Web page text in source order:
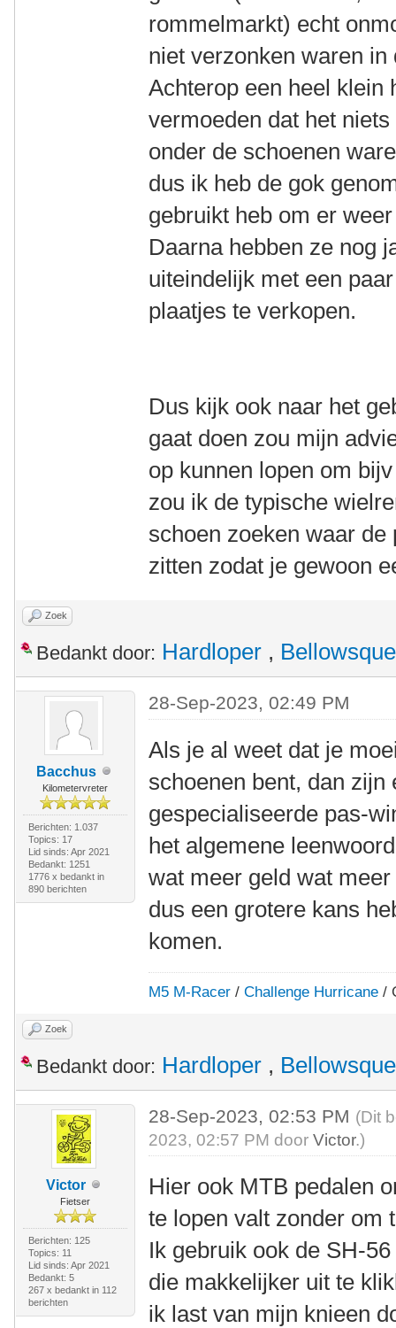
rommelmarkt) echt
niet verzonken waren
Achterop een heel klein
vermoeden dat het
onder de schoenen
dus ik heb de gok
gebruikt heb om er
Daarna hebben ze nog
uiteindelijk met een
plaatjes te verkopen.
Dus kijk ook naar het
gaat doen zou mijn
op kunnen lopen om
zou ik de typische
schoen zoeken waar
zitten zodat je gewoon
Zoek
Bedankt door: Hardloper ,
Bacchus
Kilometervreter
Berichten: 1.037
Topics: 17
Lid sinds: Apr 2021
Bedankt: 1251
1776 x bedankt in
890 berichten
28-Sep-2023, 02:49 PM
Als je al weet dat je
schoenen bent, dan
gespecialiseerde pas-
het algemene
wat meer geld wat
dus een grotere kans
komen.
M5 M-Racer /Challenge Hurricane /
Zoek
Bedankt door: Hardloper ,
Victor
Fietser
Berichten: 125
Topics: 11
Lid sinds: Apr 2021
Bedankt: 5
267 x bedankt in 112
berichten
28-Sep-2023, 02:53 PM (Dit
2023, 02:57 PM doorVictor.)
Hier ook MTB pedalen
te lopen valt zonder om
Ik gebruik ook de SH-
die makkelijker uit te
ik last van mijn knieen